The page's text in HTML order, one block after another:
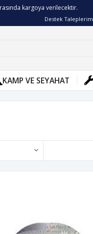
ücretsiz kargo!
Destek Taleplerim
KAMP VE SEYAHAT